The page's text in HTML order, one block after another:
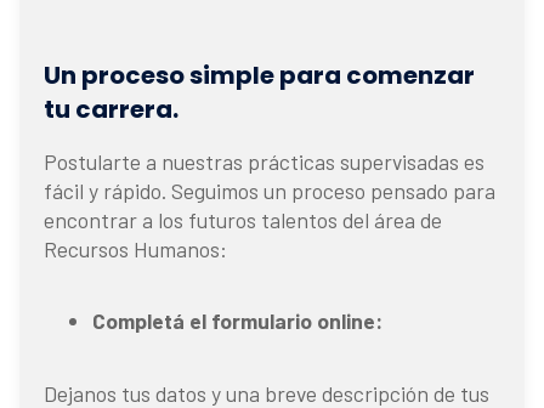
Un proceso simple para comenzar
tu carrera.
Postularte a nuestras prácticas supervisadas es
fácil y rápido. Seguimos un proceso pensado para
encontrar a los futuros talentos del área de
Recursos Humanos:
Completá el formulario online:
Dejanos tus datos y una breve descripción de tus